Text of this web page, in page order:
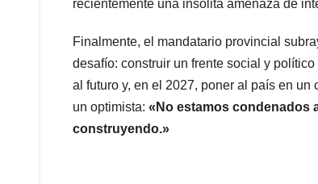
recientemente una insólita amenaza de
Finalmente, el mandatario provincial
desafío: construir un frente social y
al futuro y, en el 2027, poner al país en
un optimista: «No estamos condenados
construyendo.»